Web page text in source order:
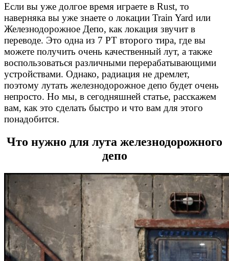
Если вы уже долгое время играете в Rust, то
наверняка вы уже знаете о локации Train Yard или
Железнодорожное Депо, как локация звучит в
переводе. Это одна из 7 РТ второго тира, где вы
можете получить очень качественный лут, а также
воспользоваться различными перерабатывающими
устройствами. Однако, радиация не дремлет,
поэтому лутать железнодорожное депо будет очень
непросто. Но мы, в сегодняшней статье, расскажем
вам, как это сделать быстро и что вам для этого
понадобится.
Что нужно для лута железнодорожного
депо